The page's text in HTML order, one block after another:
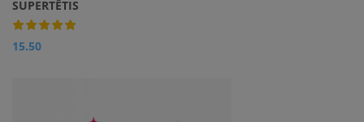
SUPERTĒTIS
15.50